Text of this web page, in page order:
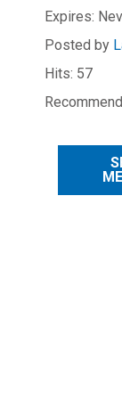
Expires:
Posted by
Hits: 57